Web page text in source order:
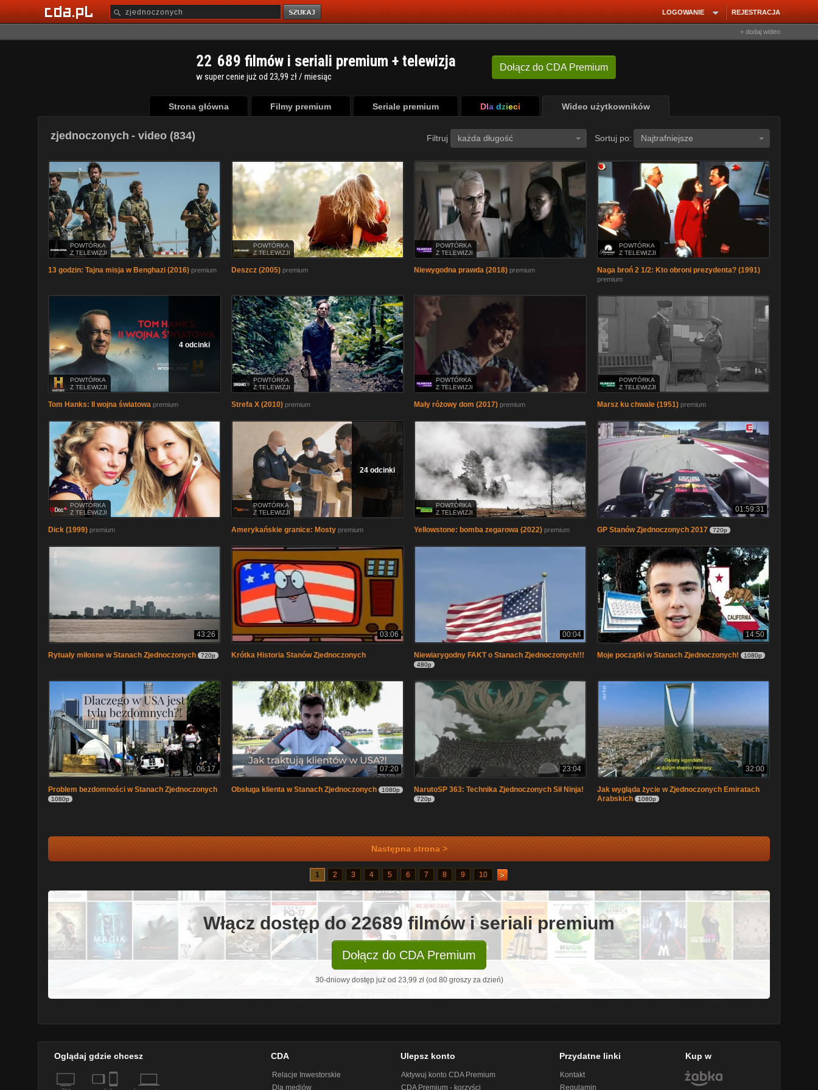
REJESTRACJA
LOGOWANIE
+ dodaj wideo
Dołącz do CDA Premium
22 689 filmów i seriali premium + telewizja
w super cenie już od 23,99 zł / miesiąc
Strona główna Filmy premium Seriale premium Dla dzieci Wideo użytkowników
zjednoczonych - video (834) Filtruj każda długość Sortuj po: Najtrafniejsze
POWTÓRKA
Z TELEWIZJI
13 godzin: Tajna misja w Benghazi (2016) premium
POWTÓRKA
Z TELEWIZJI
Deszcz (2005) premium
POWTÓRKA
Z TELEWIZJI
Niewygodna prawda (2018) premium
POWTÓRKA
Z TELEWIZJI
Naga broń 2 1/2: Kto obroni prezydenta? (1991)
premium
4 odcinki
POWTÓRKA
Z TELEWIZJI
Tom Hanks: II wojna światowa premium
POWTÓRKA
Z TELEWIZJI
Strefa X (2010) premium
POWTÓRKA
Z TELEWIZJI
Mały różowy dom (2017) premium
POWTÓRKA
Z TELEWIZJI
Marsz ku chwale (1951) premium
POWTÓRKA
Z TELEWIZJI
Dick (1999) premium
24 odcinki
POWTÓRKA
Z TELEWIZJI
Amerykańskie granice: Mosty premium
POWTÓRKA
Z TELEWIZJI
Yellowstone: bomba zegarowa (2022) premium
01:59:31
GP Stanów Zjednoczonych 2017 720p
43:26
Rytuały miłosne w Stanach Zjednoczonych 720p
03:06
Krótka Historia Stanów Zjednoczonych
00:04
Niewiarygodny FAKT o Stanach Zjednoczonych!!!
480p
14:50
Moje początki w Stanach Zjednoczonych! 1080p
06:17
Problem bezdomności w Stanach Zjednoczonych
1080p
07:20
Obsługa klienta w Stanach Zjednoczonych 1080p
23:04
NarutoSP 363: Technika Zjednoczonych Sił Ninja!
720p
32:00
Jak wygląda życie w Zjednoczonych Emiratach
Arabskich
1080p
Następna strona >
1 2 3 4 5 6 7 8 9 10
Włącz dostęp do 22689 filmów i seriali premium
Dołącz do CDA Premium
30-dniowy dostęp już od 23,99 zł (od 80 groszy za dzień)
Oglądaj gdzie chcesz CDA
Relacje Inwestorskie
Dla mediów
Ulepsz konto
Aktywuj konto CDA Premium
CDA Premium - korzyści
Przydatne linki
Kontakt
Regulamin
Kup w